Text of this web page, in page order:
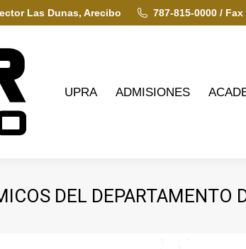
Las Dunas, Arecibo 787-815-0000 /
UPRA ADMISIONES
DEL DEPARTAMENTO
ADMISIONES